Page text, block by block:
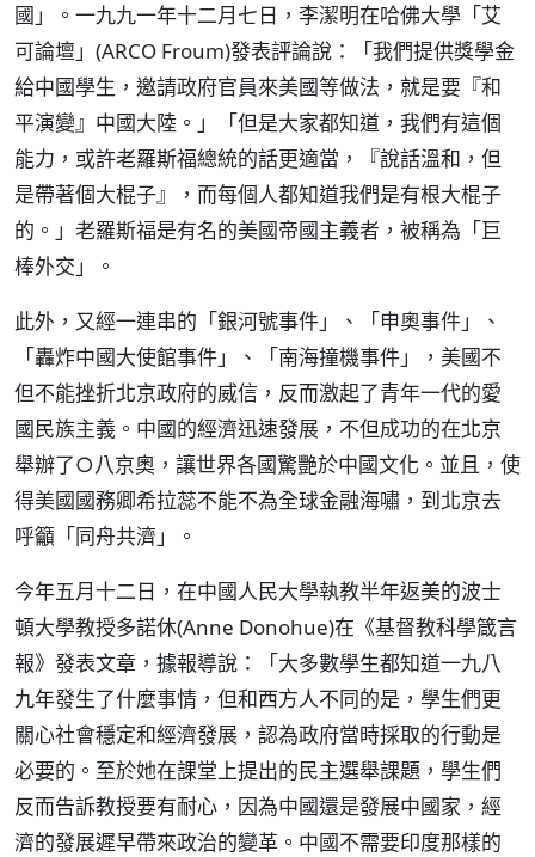
國」。一九九一年十二月七日，李潔明在哈佛大學「艾
可論壇」(ARCO Froum)發表評論說：「我們提供獎學金
給中國學生，邀請政府官員來美國等做法，就是要『和
平演變』中國大陸。」「但是大家都知道，我們有這個
能力，或許老羅斯福總統的話更適當，『說話溫和，但
是帶著個大棍子』，而每個人都知道我們是有根大棍子
的。」老羅斯福是有名的美國帝國主義者，被稱為「巨
棒外交」。
此外，又經一連串的「銀河號事件」、「申奧事件」、
「轟炸中國大使館事件」、「南海撞機事件」，美國不
但不能挫折北京政府的威信，反而激起了青年一代的愛
國民族主義。中國的經濟迅速發展，不但成功的在北京
舉辦了○八京奧，讓世界各國驚艷於中國文化。並且，使
得美國國務卿希拉蕊不能不為全球金融海嘯，到北京去
呼籲「同舟共濟」。
今年五月十二日，在中國人民大學執教半年返美的波士
頓大學教授多諾休(Anne Donohue)在《基督教科學箴言
報》發表文章，據報導說：「大多數學生都知道一九八
九年發生了什麼事情，但和西方人不同的是，學生們更
關心社會穩定和經濟發展，認為政府當時採取的行動是
必要的。至於她在課堂上提出的民主選舉課題，學生們
反而告訴教授要有耐心，因為中國還是發展中國家，經
濟的發展遲早帶來政治的變革。中國不需要印度那樣的